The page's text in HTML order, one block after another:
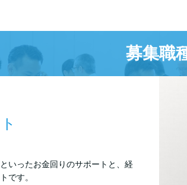
募集職
いったお金回りのサポートと、経
です。